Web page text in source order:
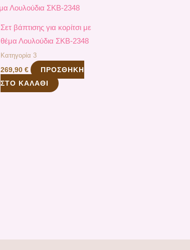
Σετ βάπτισης για κορίτσι με
θέμα Λουλούδια ΣΚΒ-2348
Κατηγορία 3
269,90€
ΠΡΟΣΘΉΚΗ
ΣΤΟ ΚΑΛΆΘΙ